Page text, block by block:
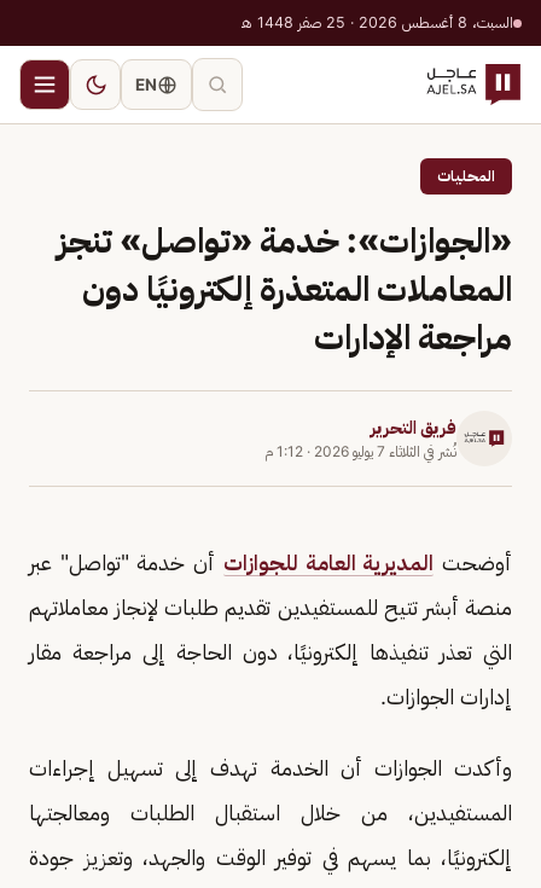
السبت، 8 أغسطس 2026 · 25 صفر 1448 هـ
EN
المحليات
«الجوازات»: خدمة «تواصل» تنجز
المعاملات المتعذرة إلكترونيًا دون
مراجعة الإدارات
فريق التحرير
نُشر في الثلاثاء 7 يوليو 2026 · 1:12 م
أوضحت المديرية العامة للجوازات أن خدمة "تواصل" عبر
منصة أبشر تتيح للمستفيدين تقديم طلبات لإنجاز معاملاتهم
التي تعذر تنفيذها إلكترونيًا، دون الحاجة إلى مراجعة مقار
إدارات الجوازات.
وأكدت الجوازات أن الخدمة تهدف إلى تسهيل إجراءات
المستفيدين، من خلال استقبال الطلبات ومعالجتها
إلكترونيًا، بما يسهم في توفير الوقت والجهد، وتعزيز جودة